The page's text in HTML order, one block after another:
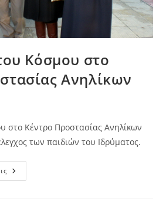
Κόσμου στο
Ανηλίκων
στο Kέντρο Προστασίας Ανηλίκων
των παιδιών του Ιδρύματος.
Oι
Γιατροί